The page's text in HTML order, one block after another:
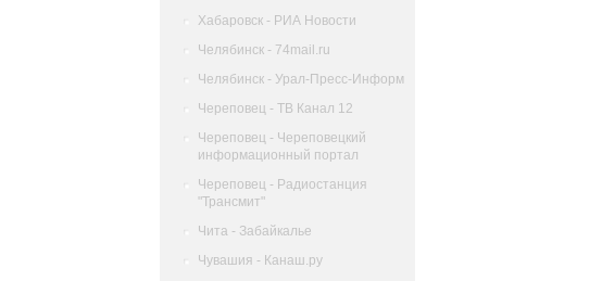
Хабаровск - РИА Новости
Челябинск - 74mail.ru
Челябинск - Урал-Пресс-Информ
Череповец - ТВ Канал 12
Череповец - Череповецкий
информационный портал
Череповец - Радиостанция
"Трансмит"
Чита - Забайкалье
Чувашия - Канаш.ру